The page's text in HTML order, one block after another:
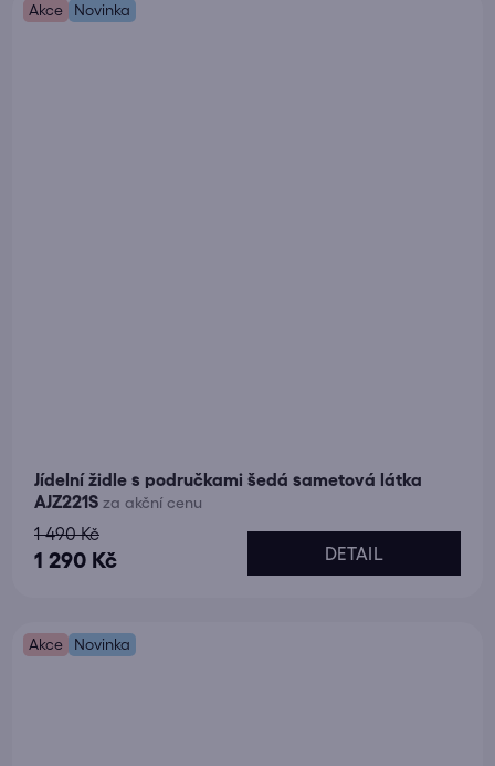
5,0
Akce Novinka
Jídelní židle s područkami šedá sametová látka
AJZ221S za akční cenu
1 290 Kč
1 490 Kč
DETAIL
Akce Novinka